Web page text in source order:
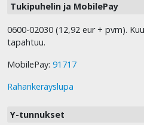
Tukipuhelin ja MobilePay
0600-02030 (12,92 eur + pvm).
tapahtuu.
MobilePay: 91717
Rahankeräyslupa
Y-tunnukset